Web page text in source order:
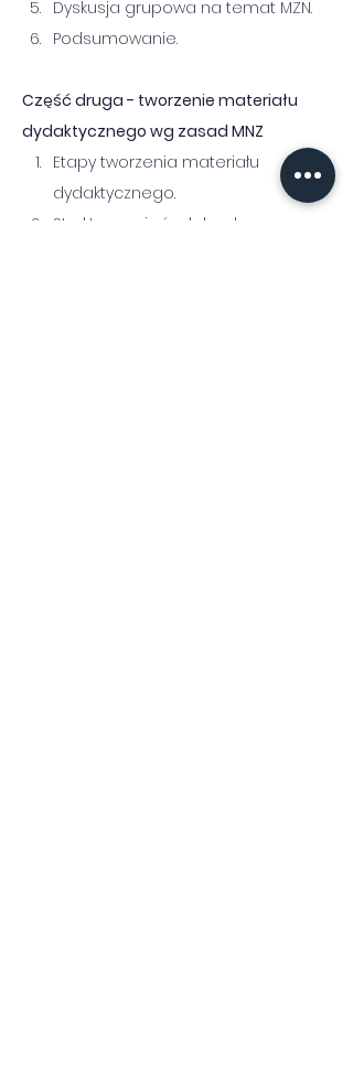
Dyskusja grupowa na temat MZN.
Podsumowanie.
Część druga - tworzenie materiału
dydaktycznego wg zasad MNZ
Etapy tworzenia materiału
dydaktycznego.
Struktura zajęć zdalnych.